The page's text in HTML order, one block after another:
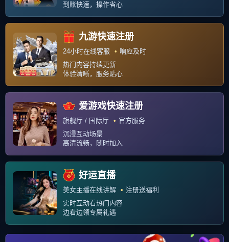
联系我们
关于我们
Copyright © 2026